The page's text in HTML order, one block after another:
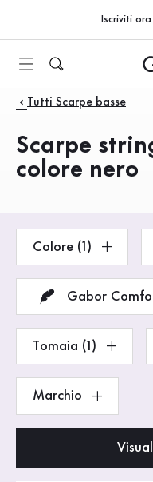
Vai al contenuto principale
Vai alla navigazione
Iscriviti
Prodotti
Tutti Scarpe basse
Scarpe
colore nero
Colore (1)
Gabor
Tomaia (1)
Marchio